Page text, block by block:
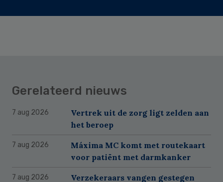
Gerelateerd nieuws
7 aug 2026
Vertrek uit de zorg ligt zelden aan
het beroep
7 aug 2026
Máxima MC komt met routekaart
voor patiënt met darmkanker
7 aug 2026
Verzekeraars vangen gestegen